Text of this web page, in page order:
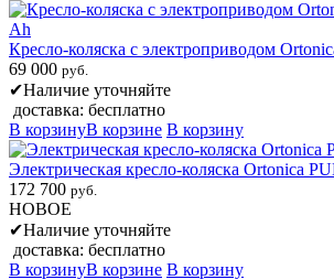
Кресло-коляска с электроприводом
69 000 руб.
✔Наличие уточняйте
доставка: бесплатно
В корзинуВ корзине В корзину
Электрическая кресло-коляска Ortonica
172 700 руб.
НОВОЕ
✔Наличие уточняйте
доставка: бесплатно
В корзинуВ корзине В корзину